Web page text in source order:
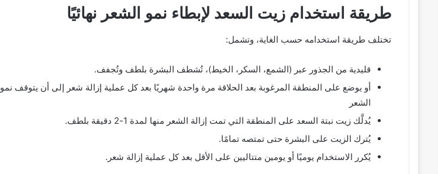
طريقة استخدام زيت السعد لإبطاء نمو الشعر نهائيًا
تختلف طريقة استخدامه حسب الغاية، وتشمل:
قليدية من الجذور عبر (الشمع، السكر، الخيط)، تُشطف البشرة بلطف وتُجفف.
أو يوضع على المنطقة المرغوبة بعد الحلاقة مرة واحدة شهريًا بعد كل عملية إزالة شعر إلى أن يتوقف نمو
الشعر
يُدلَّك زيت نبتة السعد على المنطقة التي تمت إزالة الشعر منها لمدة 1-2 دقيقة بلطف.
يُترك الزيت على البشرة حتى تمتصه تمامًا.
يُكرر الاستخدام يوميًا أو يومين متتاليين على الأقل بعد كل عملية إزالة شعر.